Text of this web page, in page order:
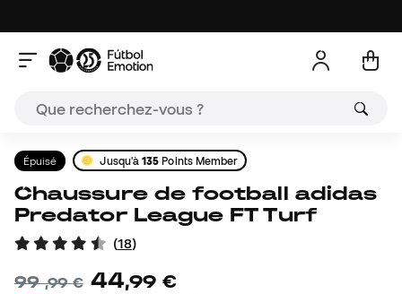
Épuisé Jusqu'à135 Points Member
Chaussure de football adidas
Predator League FT Turf
(18)
99,99 € 44,99 €